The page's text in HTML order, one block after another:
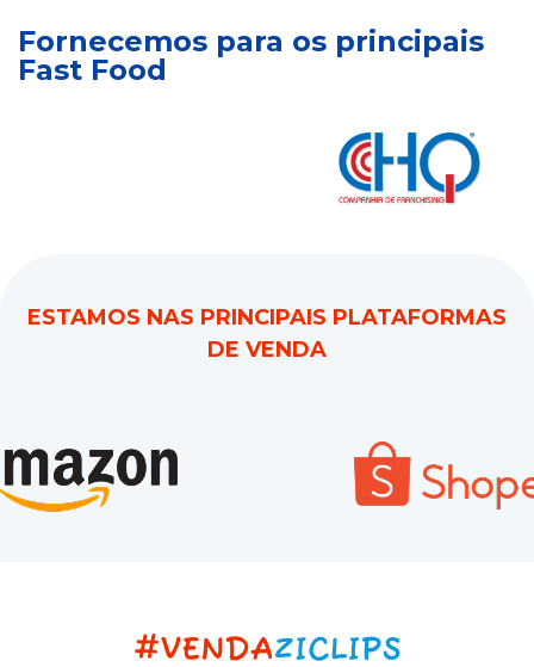
Fornecemos para os principais
Fast Food
ESTAMOS NAS PRINCIPAIS PLATAFORMAS
DE VENDA